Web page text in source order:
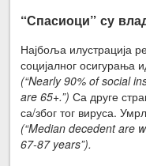
“Спасиоци” су
Најбоља илустрација
социјалног осигурања
(“Nearly 90% of social
are 65+.”) Са друге
са/због тог вируса.
(“Median decedent are
67-87 years”).